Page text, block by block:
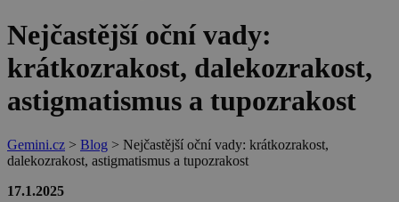
Nejčastější oční vady:
krátkozrakost, dalekozrakost,
astigmatismus a tupozrakost
Gemini.cz > Blog > Nejčastější oční vady: krátkozrakost,
dalekozrakost, astigmatismus a tupozrakost
17.1.2025